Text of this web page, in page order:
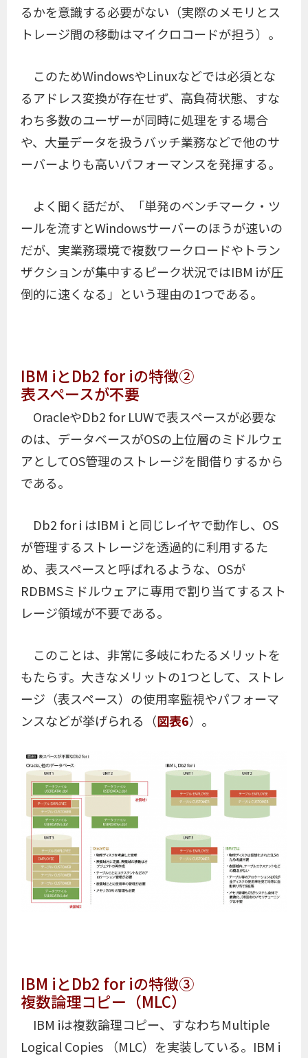
るかを意識する必要がない（実際のメモリとス
トレージ間の移動はマイクロコードが担う）。
このためWindowsやLinuxなどでは必須とな
るアドレス変換が存在せず、高負荷状態、すな
わち多数のユーザーが同時に処理をする場合
や、大量データを扱うバッチ業務などで他のサ
ーバーよりも高いパフォーマンスを発揮する。
よく聞く話だが、「単発のベンチマーク・ツ
ールを流すとWindowsサーバーのほうが速いの
だが、実業務環境で複数ワークロードやトラン
ザクションが集中するピーク状況ではIBM iが圧
倒的に速くなる」という理由の1つである。
IBM iとDb2 for iの特徴②
表スペースが不要
OracleやDb2 for LUWで表スペースが必要な
のは、データベースがOSの上位層のミドルウェ
アとしてOS管理のストレージを間借りするから
である。
Db2 for i はIBM i と同じレイヤで動作し、OS
が管理するストレージを透過的に利用するた
め、表スペースと呼ばれるような、OSが
RDBMSミドルウェアに専用で割り当てするスト
レージ領域が不要である。
このことは、非常に多岐にわたるメリットを
もたらす。大きなメリットの1つとして、ストレ
ージ（表スペース）の使用率監視やパフォーマ
ンスなどが挙げられる（図表6）。
IBM iとDb2 for iの特徴③
複数論理コピー（MLC）
IBM iは複数論理コピー、すなわちMultiple
Logical Copies （MLC）を実装している。IBM i